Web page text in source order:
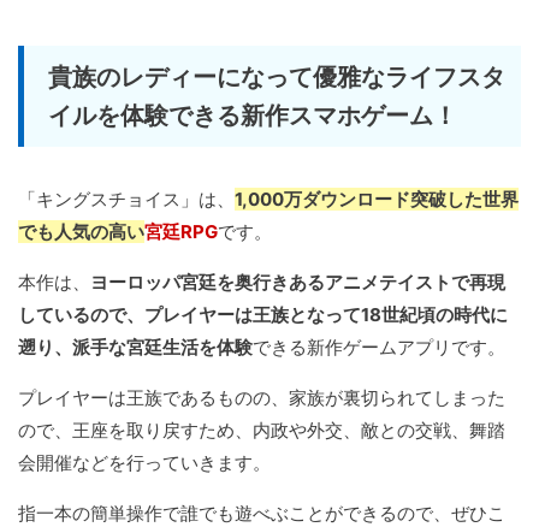
貴族のレディーになって優雅なライフスタ
イルを体験できる新作スマホゲーム！
「キングスチョイス」は、 1,000万ダウンロード突破した世界
でも人気の高い宮廷RPGです。
本作は、
ヨーロッパ宮廷を奥行きあるアニメテイストで再現
しているので、プレイヤーは王族となって18世紀頃の時代に
遡り、派手な宮廷生活を体験できる新作ゲームアプリです。
プレイヤーは王族であるものの、家族が裏切られてしまった
ので、王座を取り戻すため、内政や外交、敵との交戦、舞踏
会開催などを行っていきます。
指一本の簡単操作で誰でも遊べぶことができるので、ぜひこ